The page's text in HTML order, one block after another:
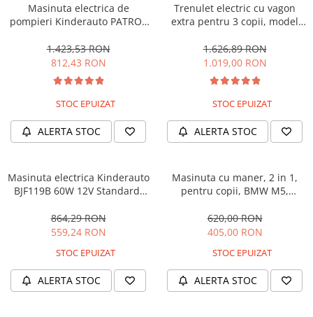
Masinuta electrica de
pompieri Kinderauto PATROL
1.423,53 RON
812,43 RON
STOC EPUIZAT
ALERTA STOC
Trenulet electric cu vagon
extra pentru 3 copii, model
music player, albastru
1.626,89 RON
1.019,00 RON
STOC EPUIZAT
ALERTA STOC
Masinuta electrica Kinderauto
BJF119B 60W 12V Standard,
864,29 RON
559,24 RON
STOC EPUIZAT
ALERTA STOC
Masinuta cu maner, 2 in 1,
pentru copii, BMW M5,
620,00 RON
405,00 RON
STOC EPUIZAT
ALERTA STOC